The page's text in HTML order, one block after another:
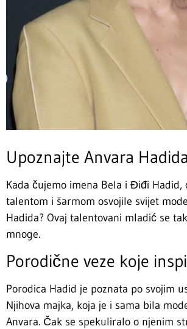
Upoznajte Anvara Hadida
Kada čujemo imena Bela i Điđi
talentom i šarmom osvojile svijet
Hadida? Ovaj talentovani mladić se
mnoge.
Porodične veze koje
Porodica Hadid je poznata po svojim
Njihova majka, koja je i sama bila
Anvara. Čak se spekuliralo o njenim